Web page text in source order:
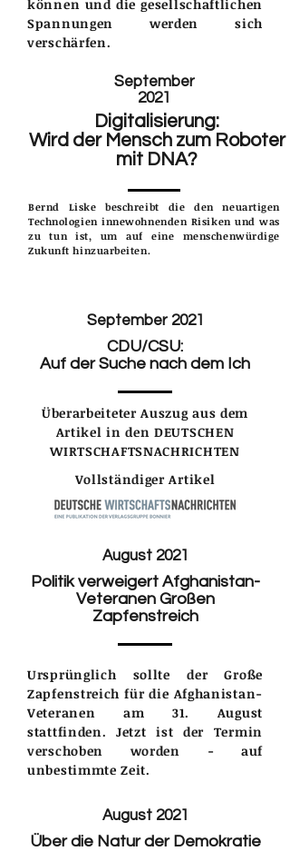
können und die gesellschaftlichen
Spannungen werden sich
verschärfen.
September
2021
Digitalisierung:
Wird der Mensch zum Roboter
mit DNA?
Bernd Liske beschreibt die den neuartigen
Technologien innewohnenden Risiken und was
zu tun ist, um auf eine menschenwürdige
Zukunft hinzuarbeiten.
September 2021
CDU/CSU:
Auf der Suche nach dem Ich
Überarbeiteter Auszug aus dem
Artikel in den DEUTSCHEN
WIRTSCHAFTSNACHRICHTEN
Vollständiger Artikel
August 2021
Politik verweigert Afghanistan-
Veteranen Großen
Zapfenstreich
Ursprünglich sollte der Große
Zapfenstreich für die Afghanistan-
Veteranen am 31. August
stattfinden. Jetzt ist der Termin
verschoben worden - auf
unbestimmte Zeit.
August 2021
Über die Natur der Demokratie